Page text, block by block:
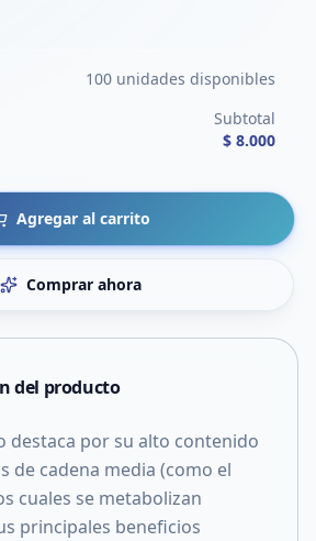
100 unidades disponibles
Subtotal
$ 8.000
Agregar al carrito
Comprar ahora
del producto
destaca por su alto contenido
de cadena media (como el
cuales se metabolizan
principales beneficios